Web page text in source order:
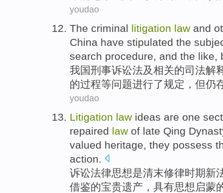
youdao
The criminal litigation law and
China have stipulated the
search procedure, and the like,
我国刑事诉讼法及相关的司法解
的过程等问题进行了规定 ， 但仍
youdao
Litigation law ideas are one
repaired law of late Qing
valued heritage they possess
action
诉讼法律思想是清末修律时期新
借鉴的宝贵遗产 ， 具有思想 启蒙